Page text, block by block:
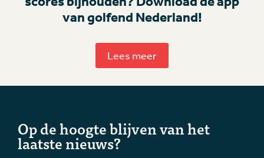
van golfend Nederland!
Lees meer
Op de hoogte blijven van het
laatste nieuws?